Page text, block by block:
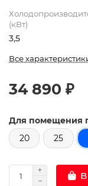
(кВт)
3,5
Все
34 890 ₽
Для помещения
20
25